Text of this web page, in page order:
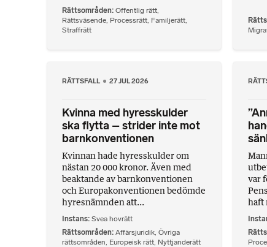
Rättsområden Offentlig rätt
Rättsväsende Processrätt Familjerätt
Straffrätt
RÄTTSFALL 27 JUL 2026
Kvinna med hyresskulder
ska flytta – strider inte mot
barnkonventionen
Kvinnan hade hyresskulder om
nästan 20 000 kronor. Även med
beaktande av barnkonventionen
och Europakonventionen bedömde
hyresnämnden att...
Instans Svea hovrätt
Rättsområden Affärsjuridik Övriga
rättsområden Europeisk rätt Nyttjanderätt
var
haft